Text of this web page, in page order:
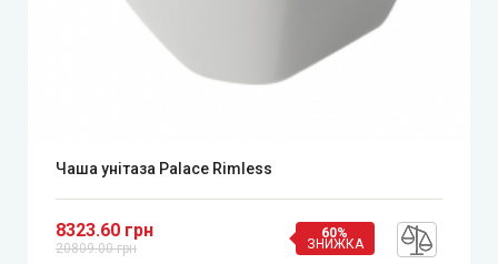
Чаша унітаза Palace Rimless
8323.60 грн
20809.00 грн
60%
ЗНИЖКА